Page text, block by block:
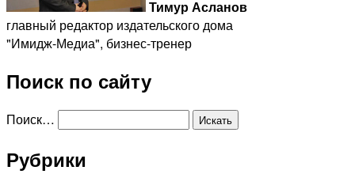
Тимур Асланов
главный редактор издательского дома
"Имидж-Медиа", бизнес-тренер
Поиск по сайту
Поиск…
Рубрики